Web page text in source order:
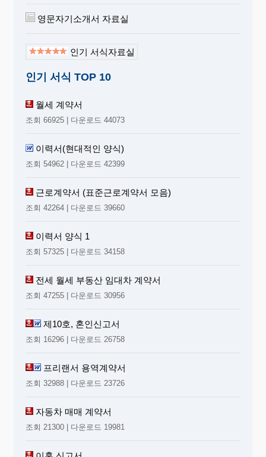
영문자기소개서 자료실
인기 서식자료실
인기 서식 TOP 10
월세 계약서
조회 66925 | 다운로드 44073
이력서(현대적인 양식)
조회 54962 | 다운로드 42399
근로계약서 (표준근로계약서 모음)
조회 42264 | 다운로드 39660
이력서 양식 1
조회 57325 | 다운로드 34158
전세 월세 부동산 임대차 계약서
조회 47255 | 다운로드 30956
제10호, 혼인신고서
조회 16296 | 다운로드 26758
프리랜서 용역계약서
조회 32988 | 다운로드 23726
자동차 매매 계약서
조회 21300 | 다운로드 19981